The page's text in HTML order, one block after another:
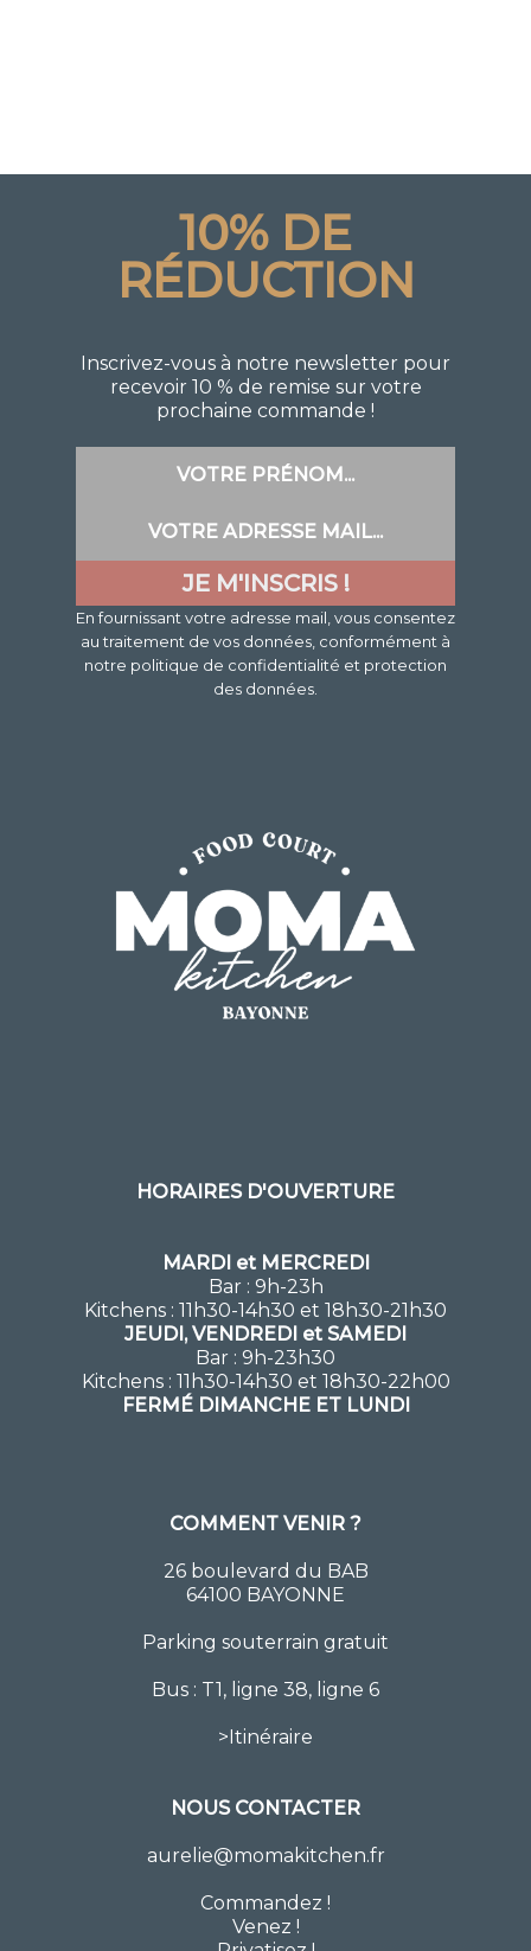
10% DE
RÉDUCTION
Inscrivez-vous à notre newsletter pour
recevoir 10 % de remise sur votre
prochaine commande !
En fournissant votre adresse mail, vous consentez
au traitement de vos données, conformément à
notre politique de confidentialité et protection
des données.
HORAIRES D'OUVERTURE
MARDI et MERCREDI
Bar : 9h-23h
Kitchens : 11h30-14h30 et 18h30-21h30
JEUDI, VENDREDI et SAMEDI
Bar : 9h-23h30
Kitchens : 11h30-14h30 et 18h30-22h00
FERMÉ DIMANCHE ET LUNDI
COMMENT VENIR ?
26 boulevard du BAB
64100 BAYONNE
Parking souterrain gratuit
Bus : T1, ligne 38, ligne 6
>Itinéraire
NOUS CONTACTER
aurelie@momakitchen.fr
Commandez !
Venez !